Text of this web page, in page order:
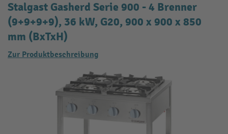
Stalgast Gasherd Serie 900 - 4 Brenner
(9+9+9+9), 36 kW, G20, 900 x 900 x 850
mm (BxTxH)
Zur Produktbeschreibung